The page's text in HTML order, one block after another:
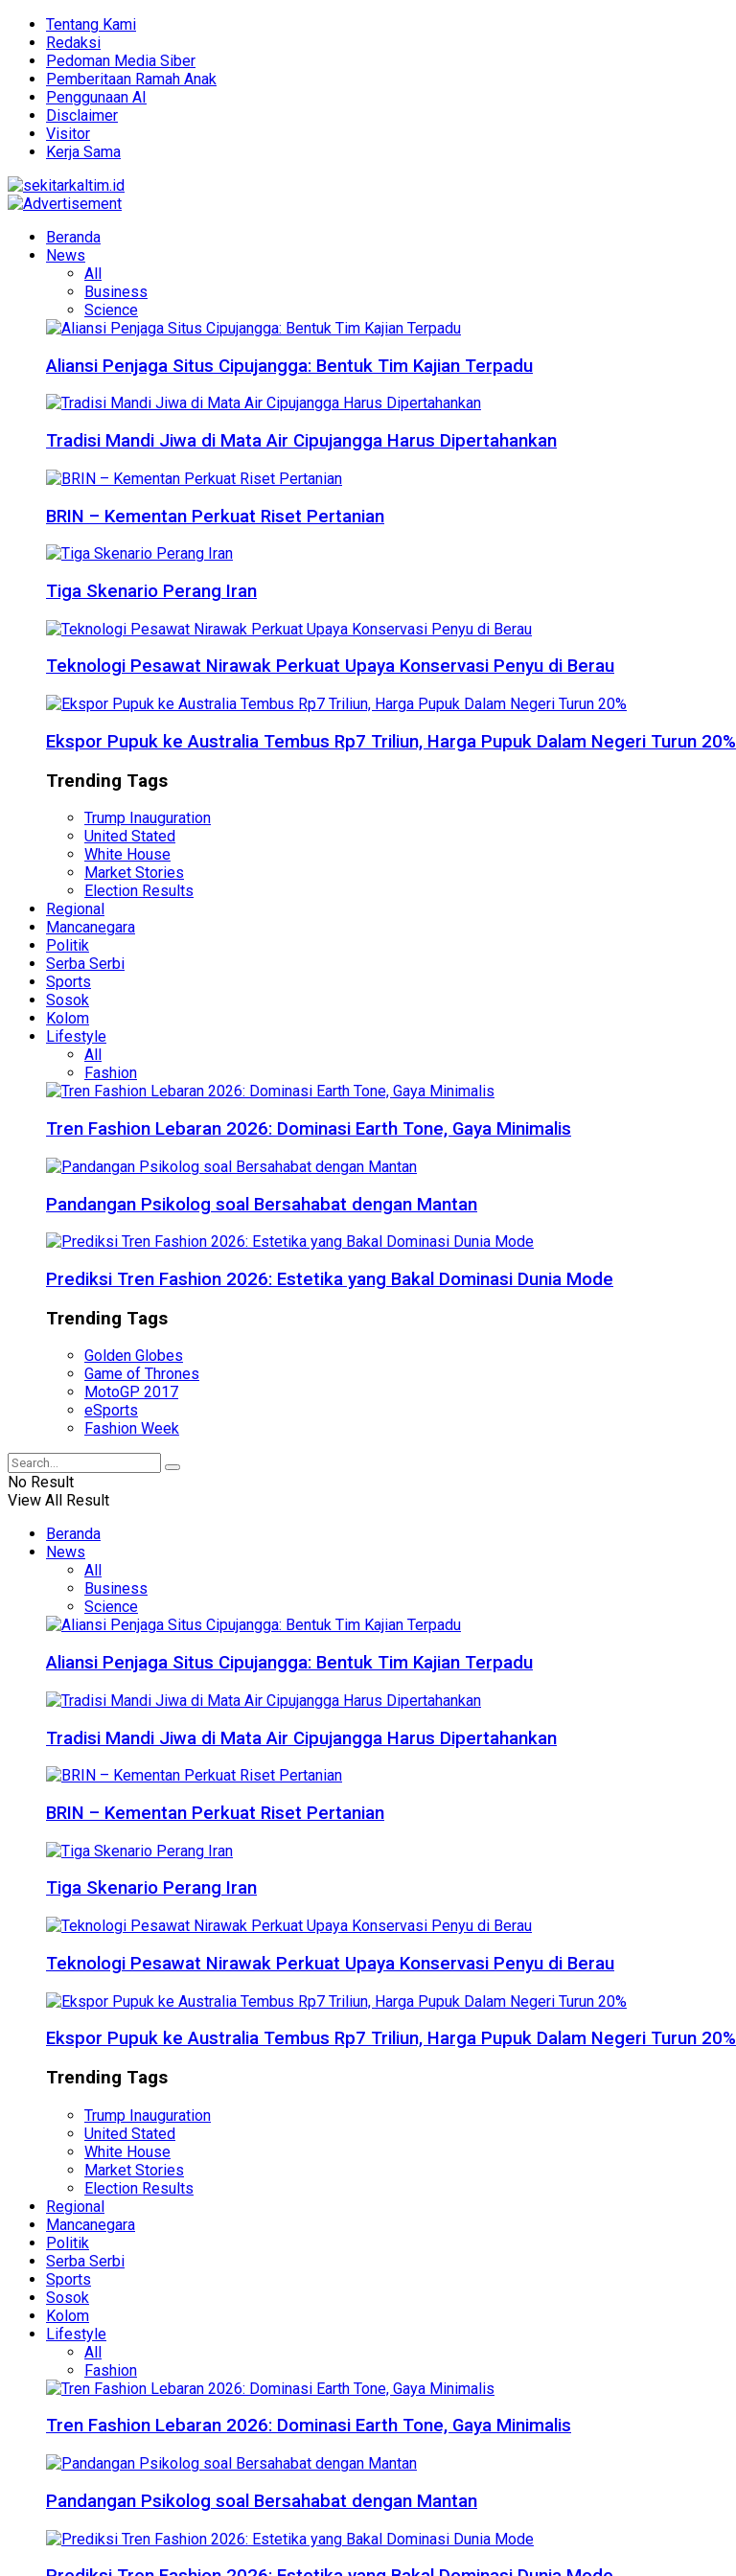
Tentang Kami
Redaksi
Pedoman Media Siber
Pemberitaan Ramah Anak
Penggunaan AI
Disclaimer
Visitor
Kerja Sama
Beranda
News
All
Business
Science
Aliansi Penjaga Situs Cipujangga: Bentuk Tim Kajian Terpadu
Tradisi Mandi Jiwa di Mata Air Cipujangga Harus Dipertahankan
BRIN – Kementan Perkuat Riset Pertanian
Tiga Skenario Perang Iran
Teknologi Pesawat Nirawak Perkuat Upaya Konservasi Penyu di Berau
Ekspor Pupuk ke Australia Tembus Rp7 Triliun, Harga Pupuk Dalam Negeri Turun 20%
Trending Tags
Trump Inauguration
United Stated
White House
Market Stories
Election Results
Regional
Mancanegara
Politik
Serba Serbi
Sports
Sosok
Kolom
Lifestyle
All
Fashion
Tren Fashion Lebaran 2026: Dominasi Earth Tone, Gaya Minimalis
Pandangan Psikolog soal Bersahabat dengan Mantan
Prediksi Tren Fashion 2026: Estetika yang Bakal Dominasi Dunia Mode
Trending Tags
Golden Globes
Game of Thrones
MotoGP 2017
eSports
Fashion Week
No Result
View All Result
Beranda
News
All
Business
Science
Aliansi Penjaga Situs Cipujangga: Bentuk Tim Kajian Terpadu
Tradisi Mandi Jiwa di Mata Air Cipujangga Harus Dipertahankan
BRIN – Kementan Perkuat Riset Pertanian
Tiga Skenario Perang Iran
Teknologi Pesawat Nirawak Perkuat Upaya Konservasi Penyu di Berau
Ekspor Pupuk ke Australia Tembus Rp7 Triliun, Harga Pupuk Dalam Negeri Turun 20%
Trending Tags
Trump Inauguration
United Stated
White House
Market Stories
Election Results
Regional
Mancanegara
Politik
Serba Serbi
Sports
Sosok
Kolom
Lifestyle
All
Fashion
Tren Fashion Lebaran 2026: Dominasi Earth Tone, Gaya Minimalis
Pandangan Psikolog soal Bersahabat dengan Mantan